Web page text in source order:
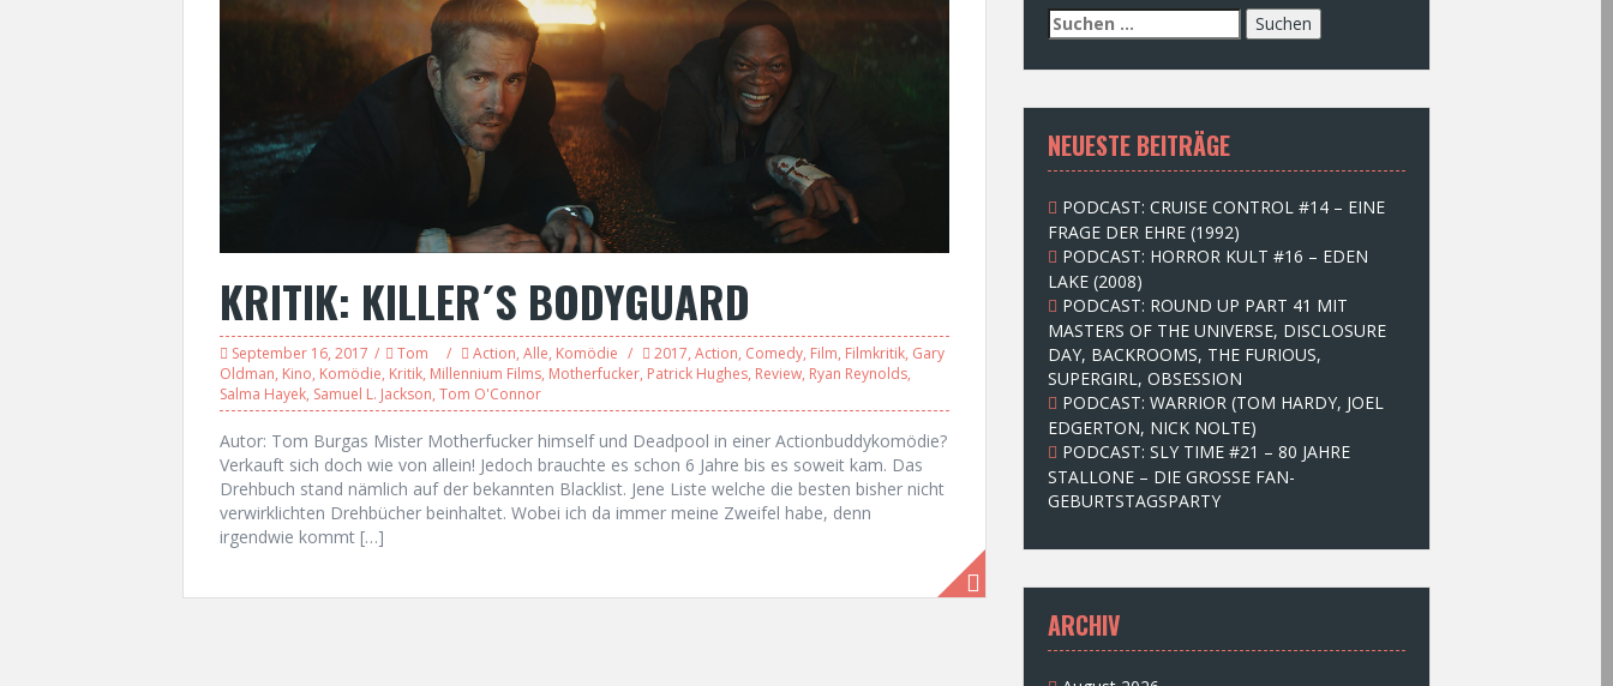
KRITIK: KILLER´S BODYGUARD
September 16, 2017 Tom Action, Alle, Komödie 2017, Action, Comedy, Film, Filmkritik, Gary
Oldman, Kino, Komödie, Kritik, Millennium Films, Motherfucker, Patrick Hughes, Review, Ryan Reynolds,
Salma Hayek, Samuel L. Jackson, Tom O'Connor
Autor: Tom Burgas Mister Motherfucker himself und Deadpool in einer Actionbuddykomödie?
Verkauft sich doch wie von allein! Jedoch brauchte es schon 6 Jahre bis es soweit kam. Das
Drehbuch stand nämlich auf der bekannten Blacklist. Jene Liste welche die besten bisher nicht
verwirklichten Drehbücher beinhaltet. Wobei ich da immer meine Zweifel habe, denn
irgendwie kommt […]
S
u
c
e
n
n
c
h
:
NEUESTE BEITRÄGE
PODCAST: CRUISE CONTROL #14 – EINE
FRAGE DER EHRE (1992)
PODCAST: HORROR KULT #16 – EDEN
LAKE (2008)
PODCAST: ROUND UP PART 41 MIT
MASTERS OF THE UNIVERSE, DISCLOSURE
DAY, BACKROOMS, THE FURIOUS,
SUPERGIRL, OBSESSION
PODCAST: WARRIOR (TOM HARDY, JOEL
EDGERTON, NICK NOLTE)
PODCAST: SLY TIME #21 – 80 JAHRE
STALLONE – DIE GROSSE FAN-
GEBURTSTAGSPARTY
ARCHIV